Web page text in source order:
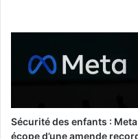
Sécurité des enfants : Meta
écope d’une amende